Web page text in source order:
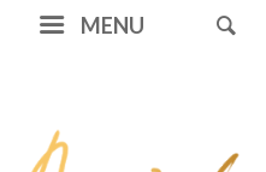
MENU